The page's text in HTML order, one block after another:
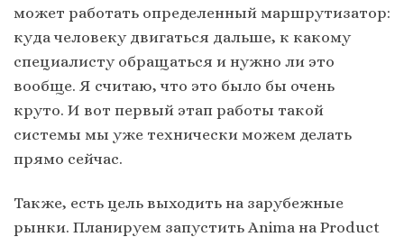
может работать определенный маршрутизатор:
куда человеку двигаться дальше, к какому
специалисту обращаться и нужно ли это
вообще. Я считаю, что это было бы очень
круто. И вот первый этап работы такой
системы мы уже технически можем делать
прямо сейчас.
Также, есть цель выходить на зарубежные
рынки. Планируем запустить Anima на Product